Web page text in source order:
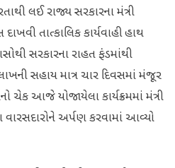
લઈ રાજ્ય સરકારના મંત્રી
તાત્કાલિક કાર્યવાહી હાથ
સરકારના રાહત ફંડમાંથી
સહાય માત્ર ચાર દિવસમાં મંજૂર
આજે યોજાયેલા કાર્યક્રમમાં મંત્રી
વારસદારોને અર્પણ કરવામાં આવ્યો